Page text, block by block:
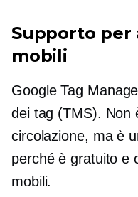
Supporto per
mobili
Google Tag
dei tag (TMS). Non
circolazione, ma è
perché è gratuito e
mobili.